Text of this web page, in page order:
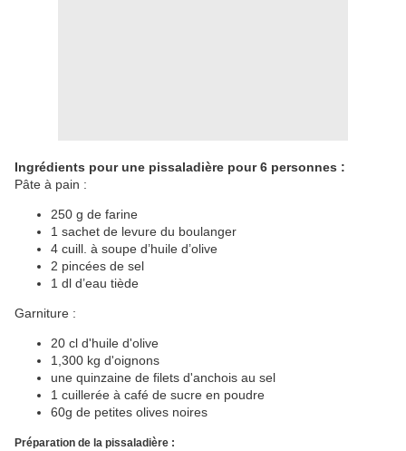
Ingrédients pour une pissaladière pour 6 personnes :
Pâte à pain :
250 g de farine
1 sachet de levure du boulanger
4 cuill. à soupe d’huile d’olive
2 pincées de sel
1 dl d’eau tiède
Garniture :
20 cl d'huile d'olive
1,300 kg d'oignons
une quinzaine de filets d'anchois au sel
1 cuillerée à café de sucre en poudre
60g de petites olives noires
Préparation de la pissaladière :